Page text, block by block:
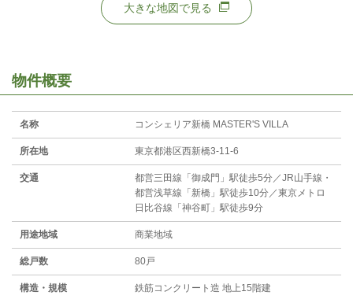
大きな地図で見る
物件概要
名称 コンシェリア新橋 MASTER'S VILLA
所在地 東京都港区西新橋3-11-6
交通
都営三田線「御成門」駅徒歩5分／JR山手線・
都営浅草線「新橋」駅徒歩10分／東京メトロ
日比谷線「神谷町」駅徒歩9分
用途地域 商業地域
総戸数 80戸
構造・規模 鉄筋コンクリート造 地上15階建